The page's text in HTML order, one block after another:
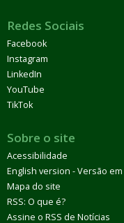
Redes Sociais
Facebook
Instagram
LinkedIn
YouTube
TikTok
Sobre o site
Acessibilidade
English version - Versão
Mapa do site
RSS: O que é?
Assine o RSS de Notícias